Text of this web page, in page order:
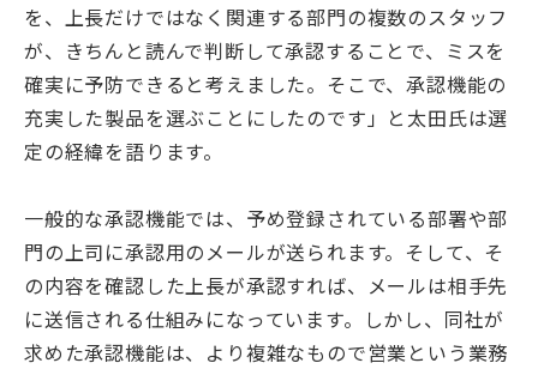
を、上長だけではなく関連する部門の複数のスタッフ
が、きちんと読んで判断して承認することで、ミスを
確実に予防できると考えました。そこで、承認機能の
充実した製品を選ぶことにしたのです」と太田氏は選
定の経緯を語ります。
一般的な承認機能では、予め登録されている部署や部
門の上司に承認用のメールが送られます。そして、そ
の内容を確認した上長が承認すれば、メールは相手先
に送信される仕組みになっています。しかし、同社が
求めた承認機能は、より複雑なもので営業という業務